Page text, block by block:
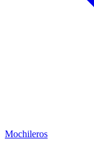
Mochileros